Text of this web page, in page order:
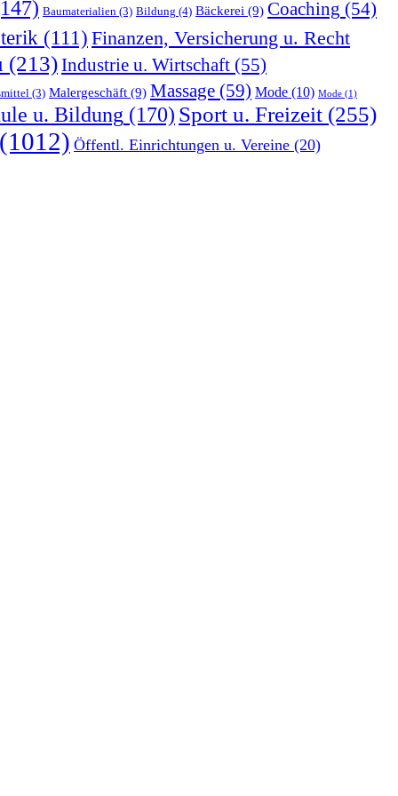
Baumaterialien (3) Bildung (4) Bäckerei (9) Coaching (54)
(111) Finanzen, Versicherung u. Recht
(213)Industrie u. Wirtschaft (55)
(3) Malergeschäft (9) Massage (59) Mode (10) Mode (1)
u. Bildung (170) Sport u. Freizeit (255)
(1012) Öffentl. Einrichtungen u. Vereine (20)